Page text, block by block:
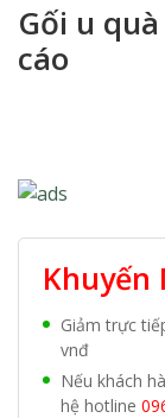
Gối u
cáo
Khuyến
Giảm trực
vnđ
Nếu khách
hệ hotline